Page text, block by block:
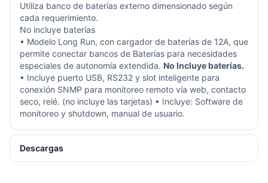
Utiliza banco de baterías externo dimensionado según
cada requerimiento.
No incluye baterías
• Modelo Long Run, con cargador de baterías de 12A, que
permite conectar bancos de Baterías para necesidades
especiales de autonomía extendida. No Incluye baterías.
• Incluye puerto USB, RS232 y slot inteligente para
conexión SNMP para monitoreo remoto vía web, contacto
seco, relé. (no incluye las tarjetas) • Incluye: Software de
monitoreo y shutdown, manual de usuario.
Descargas